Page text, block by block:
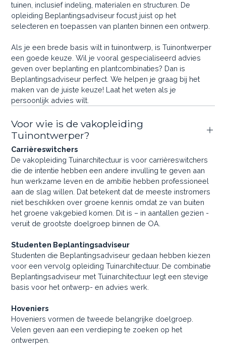
tuinen, inclusief indeling, materialen en structuren. De
opleiding Beplantingsadviseur focust juist op het
selecteren en toepassen van planten binnen een ontwerp.
Als je een brede basis wilt in tuinontwerp, is Tuinontwerper
een goede keuze. Wil je vooral gespecialiseerd advies
geven over beplanting en plantcombinaties? Dan is
Beplantingsadviseur perfect. We helpen je graag bij het
maken van de juiste keuze! Laat het weten als je
persoonlijk advies wilt.
Voor wie is de vakopleiding
Tuinontwerper?
Carrièreswitchers
De vakopleiding Tuinarchitectuur is voor carrièreswitchers
die de intentie hebben een andere invulling te geven aan
hun werkzame leven en de ambitie hebben professioneel
aan de slag willen. Dat betekent dat de meeste instromers
niet beschikken over groene kennis omdat ze van buiten
het groene vakgebied komen. Dit is – in aantallen gezien -
veruit de grootste doelgroep binnen de OA.
Studenten Beplantingsadviseur
Studenten die Beplantingsadviseur gedaan hebben kiezen
voor een vervolg opleiding Tuinarchitectuur. De combinatie
Beplantingsadviseur met Tuinarchitectuur legt een stevige
basis voor het ontwerp- en advies werk.
Hoveniers
Hoveniers vormen de tweede belangrijke doelgroep.
Velen geven aan een verdieping te zoeken op het
ontwerpen.